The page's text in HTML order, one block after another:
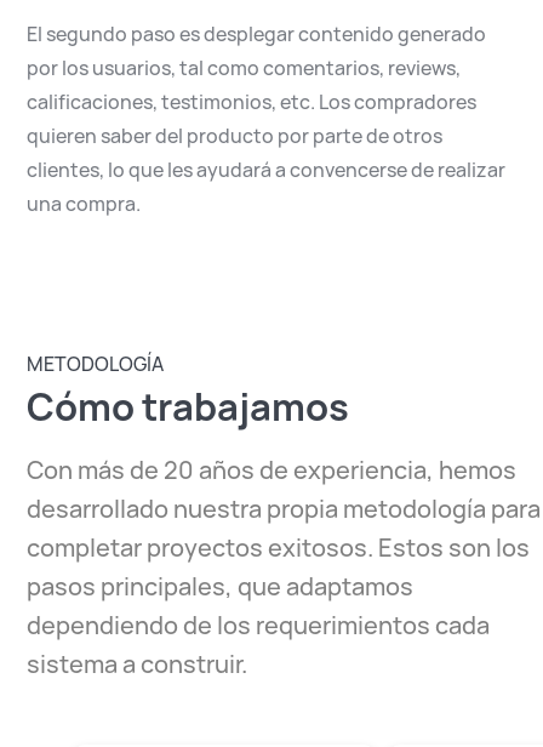
El segundo paso es desplegar contenido generado
por los usuarios, tal como comentarios, reviews,
calificaciones, testimonios, etc. Los compradores
quieren saber del producto por parte de otros
clientes, lo que les ayudará a convencerse de realizar
una compra.
METODOLOGÍA
Cómo trabajamos
Con más de 20 años de experiencia, hemos
desarrollado nuestra propia metodología para
completar proyectos exitosos. Estos son los
pasos principales, que adaptamos
dependiendo de los requerimientos cada
sistema a construir.